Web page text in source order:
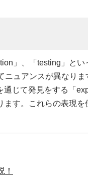
」、「testing」と
ュアンスが異なり
じて発見をする「
す。これらの表現を
！